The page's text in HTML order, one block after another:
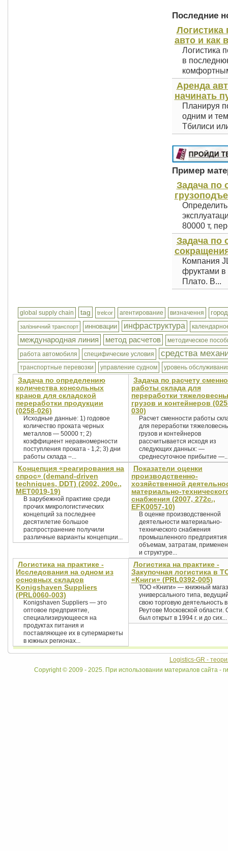
Последние
Логистика
авто и как
Логистика
в
Аренда
начинать
Планируя
одним и
Тбилиси
Пример
Задача по
80000 т,
Задача по
Компания
фруктами в
Плато. В...
global supply chain tag trelcor агентирование визначення
залізничний транспорт инновации инфраструктура
международная линия метод расчетов
методическое
работа автомобиля
специфические условия средства
транспортные перевозки управление судном уровень
Задача по определению
количества консольных
кранов для складской
переработки продукции
(0258-026)
Исходные данные: 1) годовое
количество проката черных
металлов — 50000 т; 2)
коэффициент неравномерности
поступления проката - 1,2; 3) дни
работы склада –...
Задача по расчету
работы склада для
переработки
грузов и контейнеров
030)
Расчет сменности работы
для переработки
грузов и контейнеров
рассчитывается исходя из
следующих данных: —
среднесуточное прибытие
Концепция «реагирования на
спрос» (demand-driven
techniques, DDT) (2002, 200с.,
MET0019-19)
В зарубежной практике среди
прочих микрологистических
концепций за последнее
десятилетие большое
распространение получили
различные варианты концепции...
Показатели оценки
производственно-
хозяйственной
материально-
снабжения (2007, 272c.,
EFK0057-10)
В оценке производственной
деятельности материально-
технического снабжения
промышленного предприятия
объемам, затратам,
и структуре...
Логистика на практике -
Исследования на одном из
основных складов
Konigshaven Suppliers
(PRL0060-003)
Konigshaven Suppliers — это
оптовое предприятие,
специализирующееся на
продуктах питания и
поставляющее их в супермаркеты
в южных регионах...
Логистика на практике -
Закупочная логистика в
«Книги» (PRL0392-005)
ТОО «Книги» — книжный
универсального типа,
свою торговую деятельность в
Реутове Московской области.
был открыт в 1994 г. и до сих...
Logistics-GR -
Copyright © 2009 - 2025. При использовании материалов сайта -